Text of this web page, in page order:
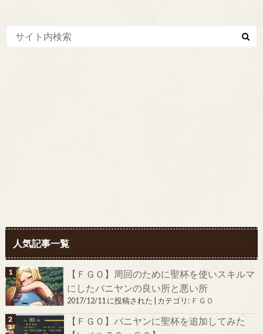
人気記事一覧
【ＦＧＯ】周回のために聖杯を使いスキルマ
にしたバニヤンの良い所と悪い所
2017/12/11 に投稿された カテゴリ: ＦＧＯ
【ＦＧＯ】バニヤンに聖杯を追加してみた